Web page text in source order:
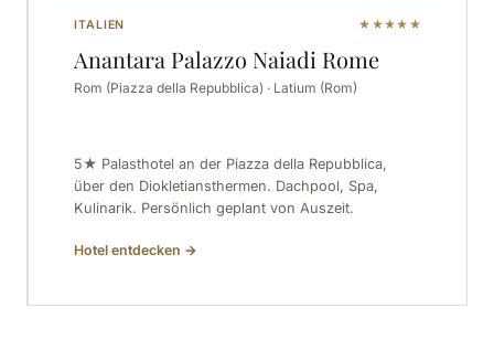
ITALIEN ★★★★★
Anantara Palazzo Naiadi Rome
Rom (Piazza della Repubblica) · Latium (Rom)
5★ Palasthotel an der Piazza della Repubblica,
über den Diokletiansthermen. Dachpool, Spa,
Kulinarik. Persönlich geplant von Auszeit.
Hotel entdecken →